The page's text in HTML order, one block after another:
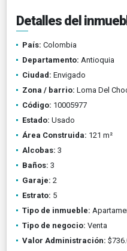
Detalles del
País: Colombia
Departamento: Antioquia
Ciudad: Envigado
Zona / barrio: Loma Del
Código: 10005977
Estado: Usado
Área Construida: 121 m²
Alcobas: 3
Baños: 3
Garaje: 2
Estrato: 5
Tipo de inmueble:
Tipo de negocio: Venta
Valor Administración: